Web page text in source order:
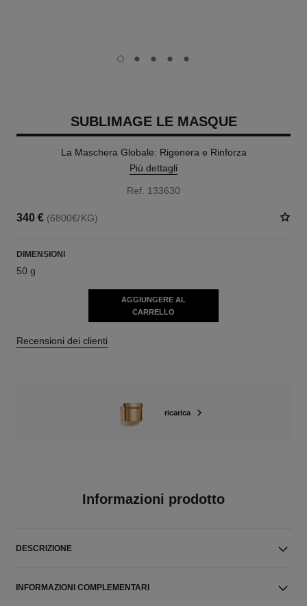
carousel dot
carousel dot
carousel dot
carousel dot
carousel dot
SUBLIMAGE LE MASQUE
La Maschera Globale: Rigenera e Rinforza
Più dettagli
Ref. 133630
340 € (6800€/KG)
DIMENSIONI
50 g
AGGIUNGERE AL
CARRELLO
Recensioni dei clienti
ricarica
Informazioni prodotto
DESCRIZIONE
INFORMAZIONI COMPLEMENTARI